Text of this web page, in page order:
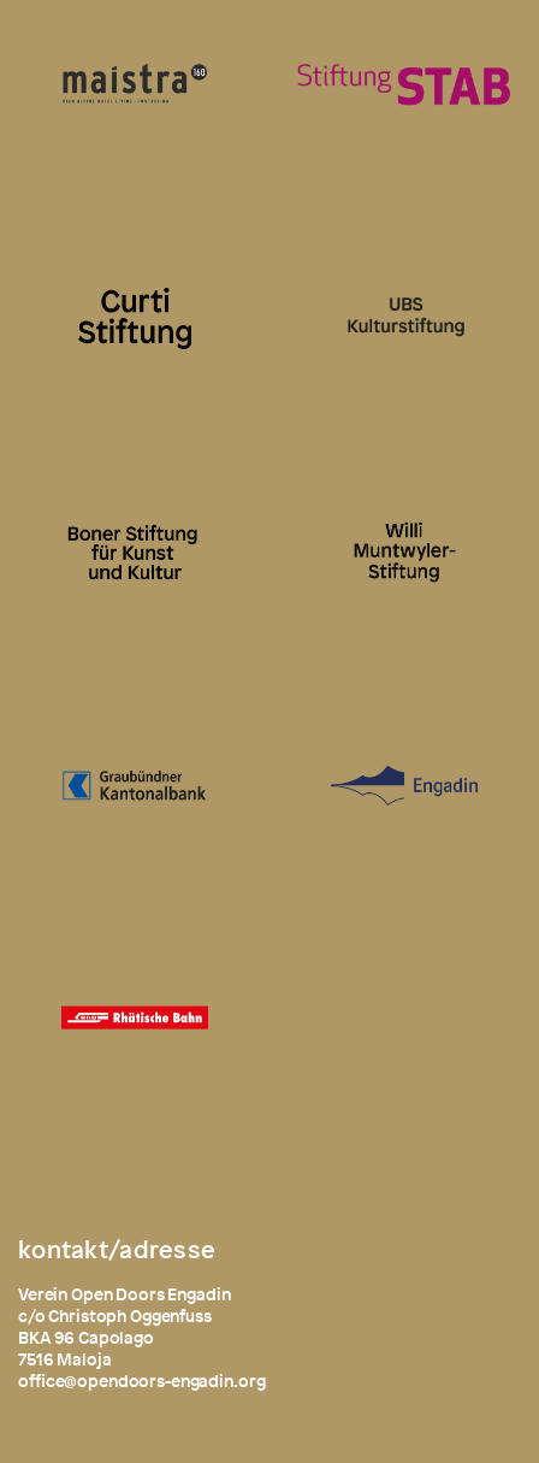
kontakt/adresse
Verein Open Doors Engadin
c/o Christoph Oggenfuss
BKA 96 Capolago
7516 Maloja
office@opendoors-engadin.org